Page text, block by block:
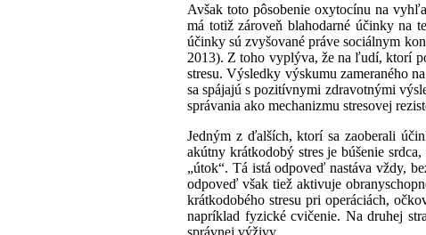
Avšak toto pôsobenie oxytocínu na
má totiž zároveň blahodarné účinky na
účinky sú zvyšované práve sociálnym
2013). Z toho vyplýva, že na ľudí, ktorí
stresu. Výsledky výskumu zameraného
sa spájajú s pozitívnymi zdravotnými
správania ako mechanizmu stresovej
Jedným z ďalších, ktorí sa zaoberali
akútny krátkodobý stres je búšenie
„útok“. Tá istá odpoveď nastáva vždy,
odpoveď však tiež aktivuje
krátkodobého stresu pri operáciách,
napríklad fyzické cvičenie. Na druhej
správnej výživy.